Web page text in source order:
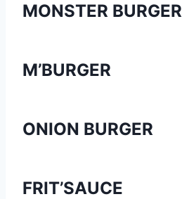
MONSTER BURGER
M’BURGER
ONION BURGER
FRIT’SAUCE